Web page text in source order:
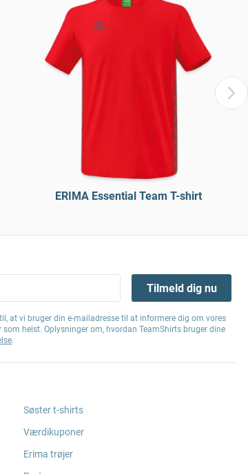
ERIMA Essential Team T-shirt
Tilmeld dig nu
at vi bruger din e-mailadresse til at informere dig om vores
helst. Oplysninger om, hvordan TeamShirts bruger dine
.
Søster t-shirts
Værdikuponer
Erima trøjer